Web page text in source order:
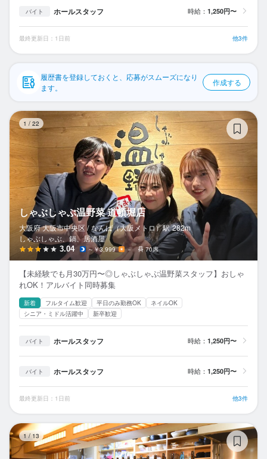
プライバシーポリシー
利用規約
企業情報
バイト ホールスタッフ 時給： 1,250円〜
最終更新日：1日前 他3件
履歴書を登録しておくと、応募がスムーズになり
ます。
作成する
1 / 22
しゃぶしゃぶ温野菜 道頓堀店
大阪府 大阪市中央区 / なんば（大阪メトロ）駅 282m
しゃぶしゃぶ、鍋、居酒屋
3.04 ～￥3,999 － 70席
【未経験でも月30万円〜◎しゃぶしゃぶ温野菜スタッフ】おしゃ
れOK！アルバイト同時募集
新着 フルタイム歓迎 平日のみ勤務OK
ネイルOK
シニア・ミドル活躍中
新卒歓迎
バイト ホールスタッフ 時給： 1,250円〜
バイト ホールスタッフ 時給： 1,250円〜
最終更新日：1日前 他3件
1/13